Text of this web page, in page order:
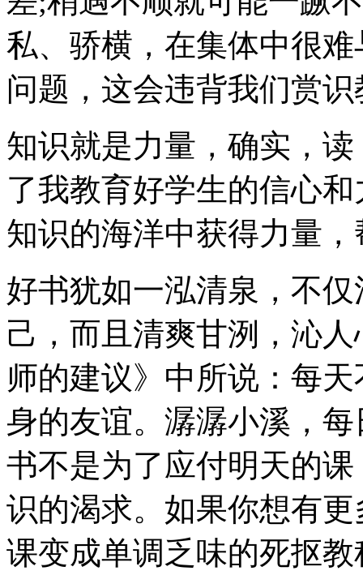
私、骄横，在集体中很
问题，这会违背我们赏
知识就是力量，确实，
了我教育好学生的信心
知识的海洋中获得力量
好书犹如一泓清泉，不
己，而且清爽甘洌，沁
师的建议》中所说：每
身的友谊。潺潺小溪，
书不是为了应付明天的
识的渴求。如果你想有
课变成单调乏味的死抠